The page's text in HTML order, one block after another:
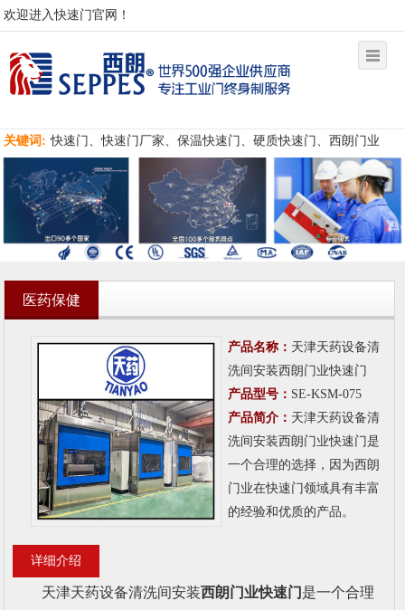
欢迎进入快速门官网！
关键词: 快速门、快速门厂家、保温快速门、硬质快速门、西朗门业
医药保健
产品名称： 天津天药设备清
洗间安装西朗门业快速门
产品型号： SE-KSM-075
产品简介： 天津天药设备清
洗间安装西朗门业快速门是
一个合理的选择，因为西朗
门业在快速门领域具有丰富
的经验和优质的产品。
详细介绍
天津天药设备清洗间安装西朗门业快速门 是一个合理